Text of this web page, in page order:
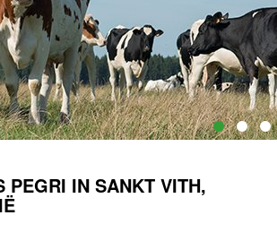
PEGRI IN SANKT VITH,